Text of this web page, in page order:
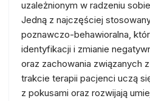
uzależnionym w radzeniu
Jedną z najczęściej
poznawczo-behawioralna,
identyfikacji i zmianie
oraz zachowania związanych
trakcie terapii pacjenci uczą
z pokusami oraz rozwijają